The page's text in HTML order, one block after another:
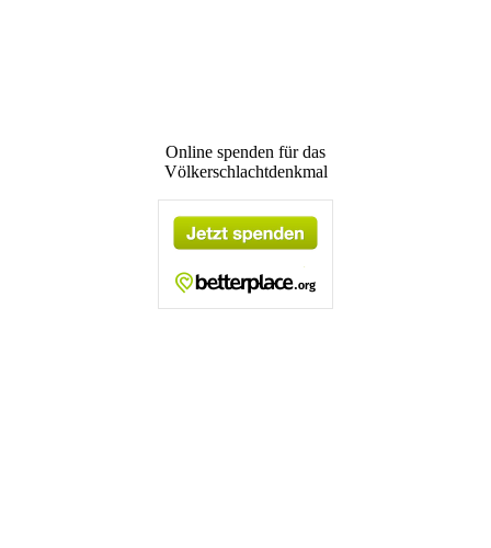
Online spenden für das
Völkerschlachtdenkmal